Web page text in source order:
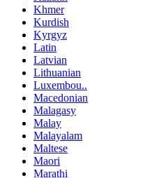
Khmer
Kurdish
Kyrgyz
Latin
Latvian
Lithuanian
Luxembou..
Macedonian
Malagasy
Malay
Malayalam
Maltese
Maori
Marathi